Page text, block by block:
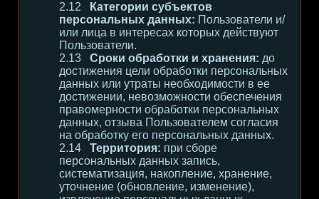
Категории субъектов
персональных данных: Пользователи и/
или лица в интересах которых действуют
Пользователи.
Сроки обработки и хранения: до
достижения цели обработки персональных
данных или утраты необходимости в ее
достижении, невозможности обеспечения
правомерности обработки персональных
данных, отзыва Пользователем согласия
на обработку его персональных данных.
Территория: при сборе
персональных данных запись,
систематизация, накопление, хранение,
уточнение (обновление, изменение),